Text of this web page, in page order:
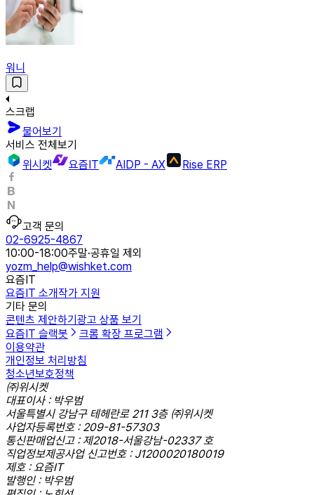
워니
스크랩
물어보기
서비스 전체보기
위시켓
요즘IT AIDP - AX Rise ERP
고객 문의
02-6925-4867
10:00-18:00주말·공휴일 제외
yozm_help@wishket.com
요즘IT
요즘IT 소개작가 지원
기타 문의
콘텐츠 제안하기 광고 상품 보기
요즘IT 슬랙봇
크롬 확장 프로그램
이용약관
개인정보 처리방침
청소년보호정책
㈜위시켓
대표이사 : 박우범
서울특별시 강남구 테헤란로 211 3층 ㈜위시켓
사업자등록번호 : 209-81-57303
통신판매업신고 : 제2018-서울강남-02337 호
직업정보제공사업 신고번호 : J1200020180019
제호 : 요즘IT
발행인 : 박우범